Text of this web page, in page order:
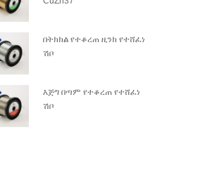
በትክክል የተቆረጠ ዚንክ የተሸፈነ
ሽቦ
እጅግ በጣም የተቆረጠ የተሸፈነ
ሽቦ